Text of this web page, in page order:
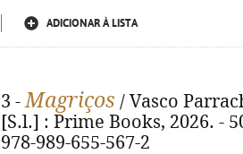
ADICIONAR À LISTA
3 -Magriços / Vasco
[S.l.] : Prime Books, 2026. -
978-989-655-567-2